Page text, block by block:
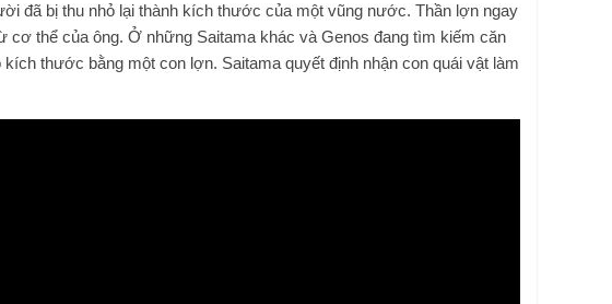
đã bị thu nhỏ lại thành kích thước của một vũng nước. Thần lợn ngay
cơ thể của ông. Ở những Saitama khác và Genos đang tìm kiếm căn
thước bằng một con lợn. Saitama quyết định nhận con quái vật làm